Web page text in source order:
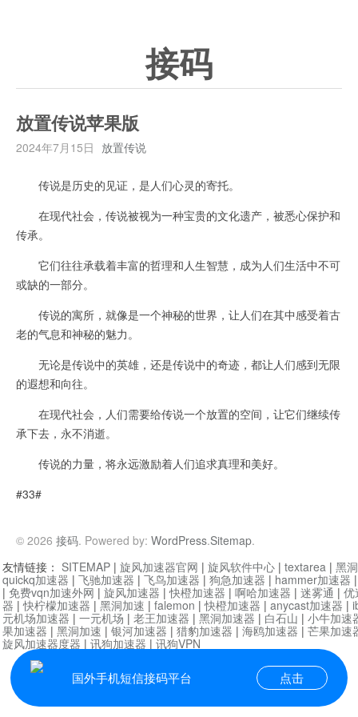
接码
放置传说苹果版
2024年7月15日 放置传说
传说是历史的见证，是人们心灵的寄托。
在现代社会，传说被视为一种宝贵的文化遗产，被悉心保护和
传承。
它们往往承载着丰富的哲理和人生智慧，成为人们生活中不可
或缺的一部分。
传说的寓所，就像是一个神秘的世界，让人们在其中感受着古
老的气息和神秘的魅力。
无论是传说中的英雄，还是传说中的奇迹，都让人们感到无限
的遐想和向往。
在现代社会，人们需要给传说一个放置的空间，让它们继续传
承下去，永不消逝。
传说的力量，将永远激励着人们追求真理和美好。
#33#
© 2026 接码. Powered by: WordPress.Sitemap.
国外手机短信接码平台 点击
友情链接： SITEMAP | 旋风加速器官网 | 旋风软件中心 | textarea | 黑
quickq加速器 | 飞驰加速器 | 飞鸟加速器 | 狗急加速器 | hammer加速器
| 免费vqn加速外网 | 旋风加速器 |快橙加速器 | 啊哈加速器 | 迷雾通 | 优
器 |快柠檬加速器 | 黑洞加速 | falemon |快橙加速器 | anycast加速器 |
元机场加速器 | 一元机场 | 老王加速器 | 黑洞加速器 | 白石山 | 小牛加速
果加速器 | 黑洞加速 | 银河加速器 | 猎豹加速器 | 海鸥加速器 | 芒果加速
旋风加速器度器 | 讯狗加速器 | 讯狗VPN